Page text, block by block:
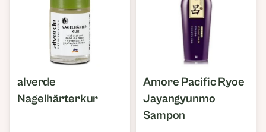
alverde
Nagelhärterkur
Amore Pacific Ryoe
Jayangyunmo
Sampon